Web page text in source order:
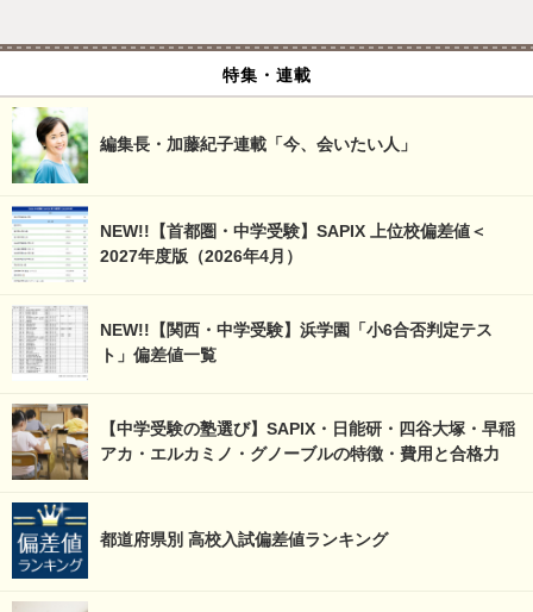
特集・連載
編集長・加藤紀子連載「今、会いたい人」
NEW!!【首都圏・中学受験】SAPIX 上位校偏差値＜
2027年度版（2026年4月）
NEW!!【関西・中学受験】浜学園「小6合否判定テス
ト」偏差値一覧
【中学受験の塾選び】SAPIX・日能研・四谷大塚・早稲
アカ・エルカミノ・グノーブルの特徴・費用と合格力
都道府県別 高校入試偏差値ランキング